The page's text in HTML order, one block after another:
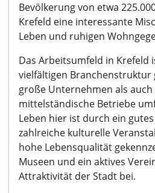
Bevölkerung von etwa
Krefeld eine interessante
Leben und ruhigen
Das Arbeitsumfeld in Krefeld
vielfältigen Branchenstruktur
große Unternehmen als
mittelständische Betriebe
Leben hier ist durch ein
zahlreiche kulturelle
hohe Lebensqualität
Museen und ein aktives
Attraktivität der Stadt bei.